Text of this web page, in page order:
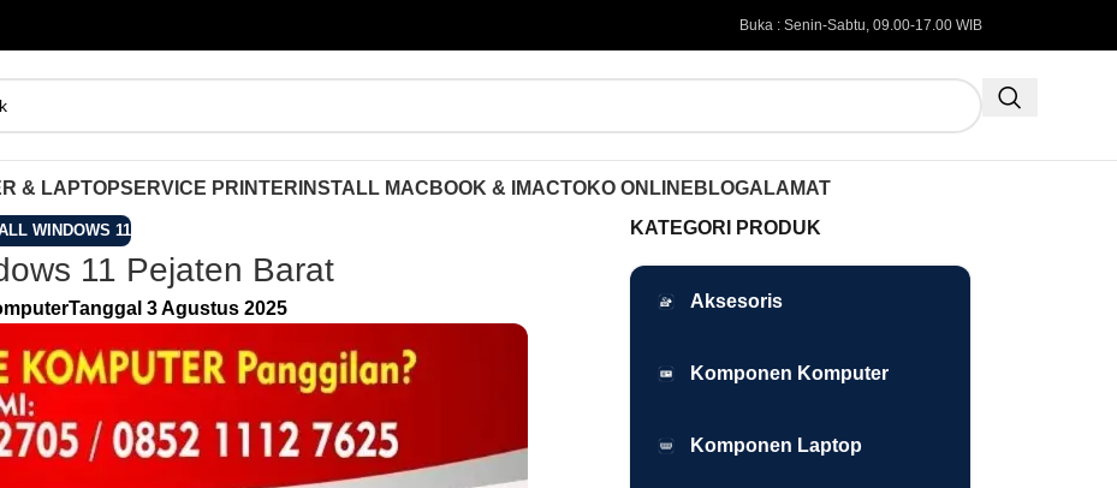
Buka : Senin-Sabtu, 09.00-17.00 WIB
& LAPTOPSERVICE PRINTER INSTALL MACBOOK & IMACTOKO ONLINE BLOGALAMAT
WINDOWS 11
11 Pejaten Barat
Tanggal 3 Agustus 2025
KATEGORI PRODUK
Aksesoris
Komponen Komputer
Komponen Laptop